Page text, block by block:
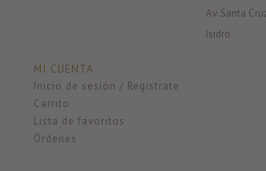
Av. Santa
Isidro
MI CUENTA
Inicio de sesión / Regístrate
Carrito
Lista de favoritos
Órdenes